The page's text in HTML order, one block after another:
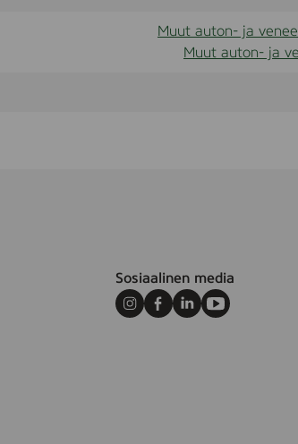
Muut auton- ja
Muut auton- ja
Sosiaalinen media
Instagram
Facebook
LinkedInYoutube